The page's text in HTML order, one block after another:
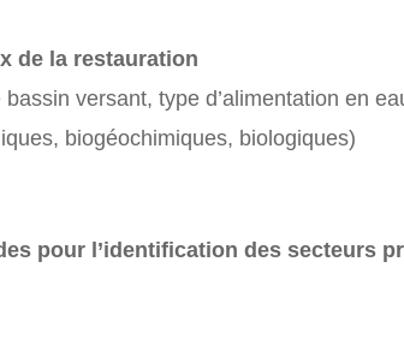
de la restauration
versant, type d’alimentation en
biogéochimiques, biologiques)
pour l’identification des secteurs